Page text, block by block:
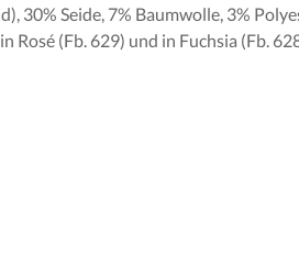
30% Seide, 7% Baumwolle, 3%
Rosé (Fb. 629) und in Fuchsia (Fb.